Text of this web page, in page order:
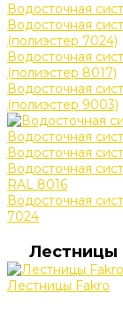
Водосточная
Водосточная
(полиэстер 7024)
Водосточная
(полиэстер 8017)
Водосточная
(полиэстер 9003)
Водосточная
Водосточная
Водосточная
RAL 8016
Водосточная
7024
Лестницы
Лестницы Fakro